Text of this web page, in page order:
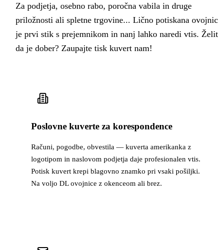
Za podjetja, osebno rabo, poročna vabila in druge
priložnosti ali spletne trgovine... Lično potiskana
je prvi stik s prejemnikom in nanj lahko naredi vtis.
da je dober? Zaupajte tisk kuvert nam!
Poslovne kuverte za korespondence
Računi, pogodbe, obvestila — kuverta amerikanka z
logotipom in naslovom podjetja daje profesionalen vtis.
Potisk kuvert krepi blagovno znamko pri vsaki pošiljki.
Na voljo DL ovojnice z okenceom ali brez.